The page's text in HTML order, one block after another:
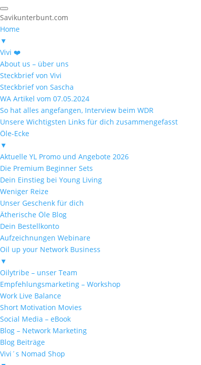
Savikunterbunt.com
Home
▼
Vivi ❤️
About us – über uns
Steckbrief von Vivi
Steckbrief von Sascha
WA Artikel vom 07.05.2024
So hat alles angefangen, Interview beim WDR
Unsere Wichtigsten Links für dich zusammengefasst
Öle-Ecke
▼
Aktuelle YL Promo und Angebote 2026
Die Premium Beginner Sets
Dein Einstieg bei Young Living
Weniger Reize
Unser Geschenk für dich
Ätherische Öle Blog
Dein Bestellkonto
Aufzeichnungen Webinare
Oil up your Network Business
▼
Oilytribe – unser Team
Empfehlungsmarketing – Workshop
Work Live Balance
Short Motivation Movies
Social Media – eBook
Blog – Network Marketing
Blog Beiträge
Vivi´s Nomad Shop